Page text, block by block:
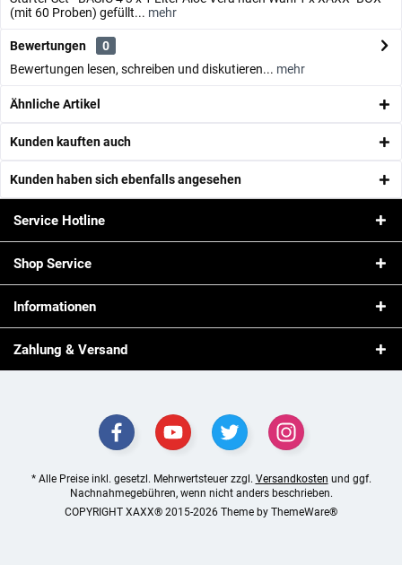
(mit 60 Proben) gefüllt... mehr
Bewertungen
0
Bewertungen lesen, schreiben und diskutieren... mehr
Ähnliche Artikel
Kunden kauften auch
Kunden haben sich ebenfalls angesehen
Service Hotline
Shop Service
Informationen
Zahlung & Versand
* Alle Preise inkl. gesetzl. Mehrwertsteuer zzgl. Versandkosten und ggf.
Nachnahmegebühren, wenn nicht anders beschrieben.
COPYRIGHT XAXX® 2015-2026 Theme by ThemeWare®